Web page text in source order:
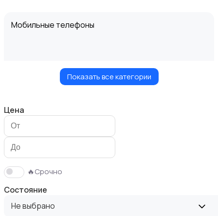
Мобильные телефоны
Умные часы и браслеты
Показать все категории
Цена
🔥Срочно
Состояние
Не выбрано